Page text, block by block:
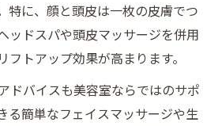
特に、顔と頭皮は一枚の皮膚でつ
ッドスパや頭皮マッサージを併用
フトアップ効果が高まります。
ドバイスも美容室ならではのサポ
る簡単なフェイスマッサージや生